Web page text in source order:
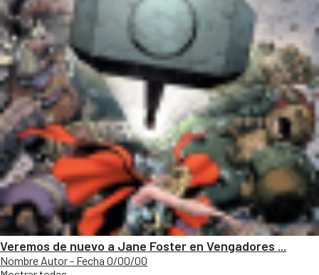
Veremos de nuevo a Jane Foster en Vengadores ...
Nombre Autor - Fecha 0/00/00